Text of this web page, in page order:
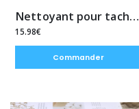
Nettoyant pour taches tenaces
15.98€
Commander